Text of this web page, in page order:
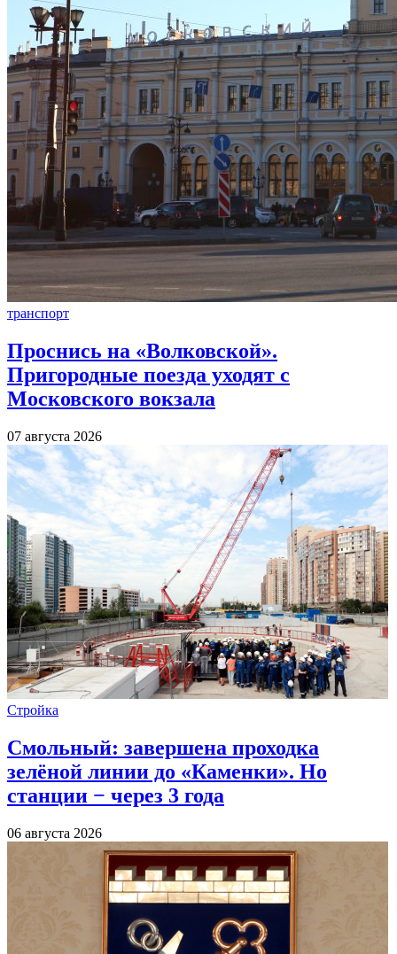
транспорт
Проснись на «Волковской».
Пригородные поезда уходят с
Московского вокзала
07 августа 2026
Стройка
Смольный: завершена проходка
зелёной линии до «Каменки». Но
станции − через 3 года
06 августа 2026